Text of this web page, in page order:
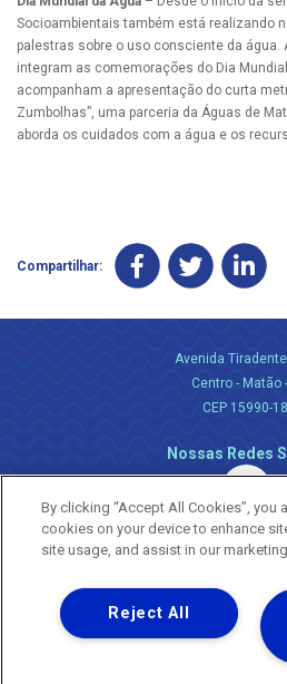
Socioambientais também está realizando
palestras sobre o uso consciente da água.
integram as comemorações do Dia
acompanham a apresentação do curta
Zumbolhas”, uma parceria da Águas de
aborda os cuidados com a água e os
Compartilhar:
Avenida
Centro - Matão
CEP 15990-
Nossas Redes
Uma empresa
Copyright ® 2026 -
Nossa natureza
By clicking “Accept All Cookies”, you
cookies on your device to enhance
site usage, and assist in our
Reject All